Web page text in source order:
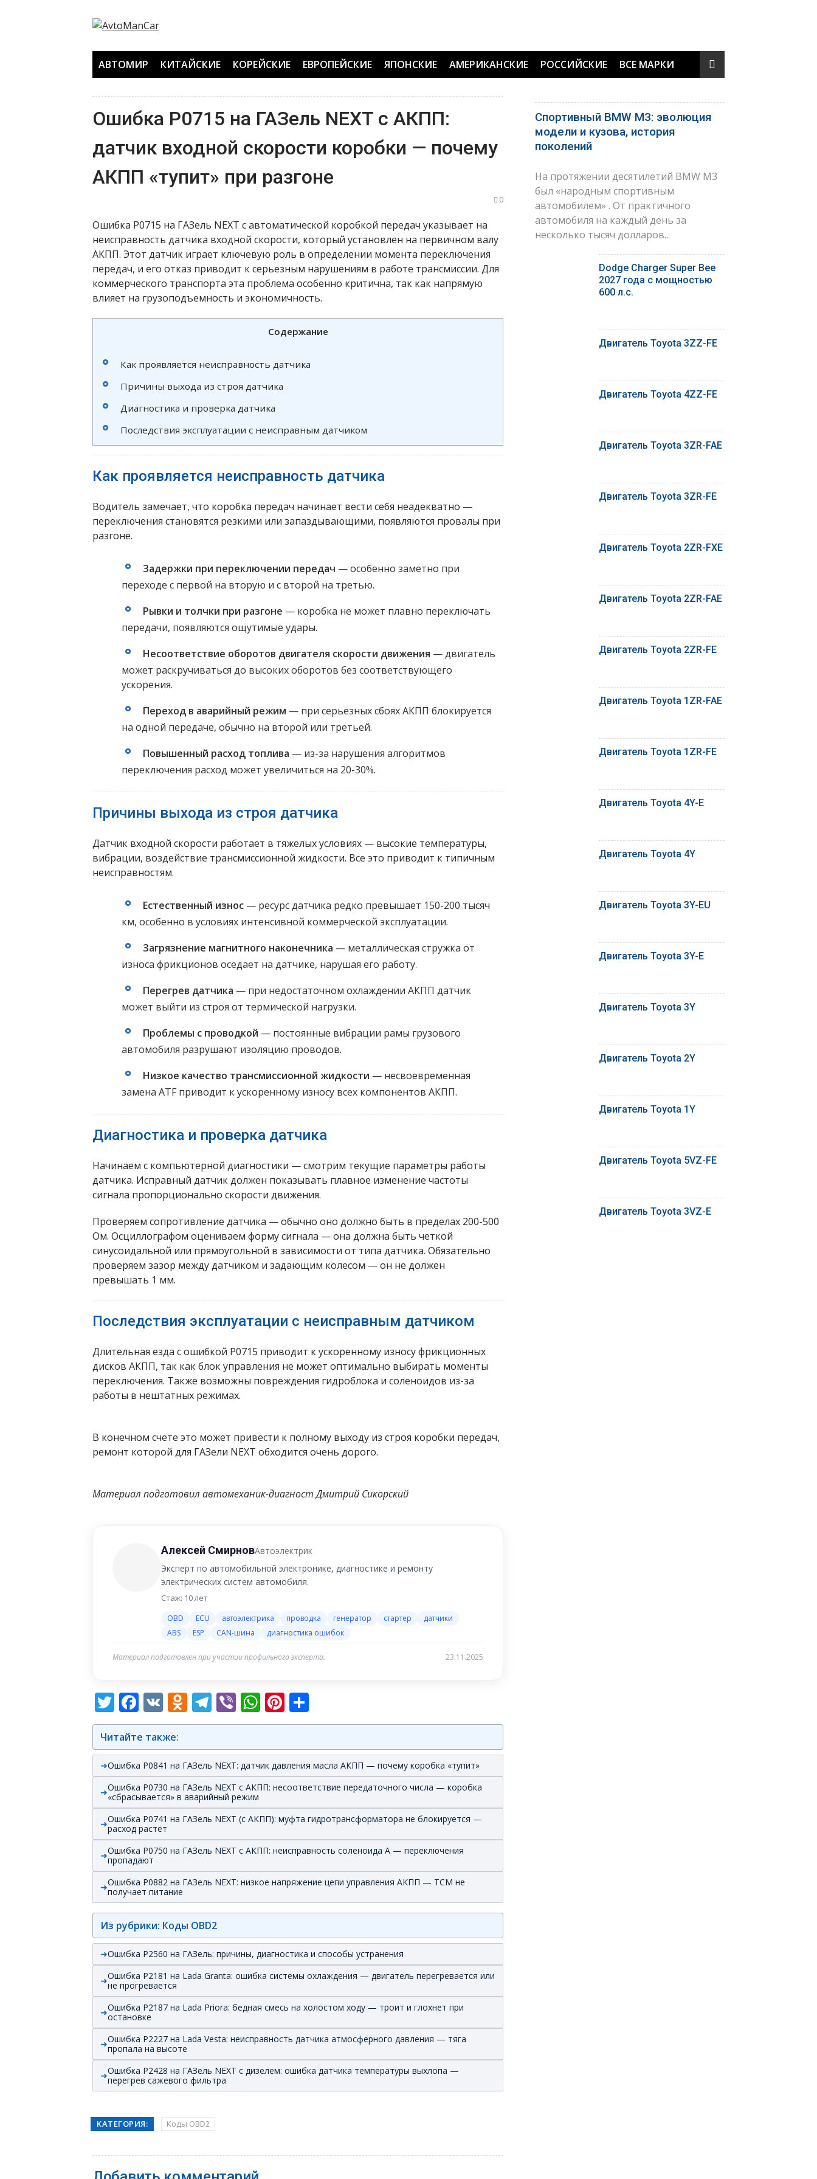
АВТОМИР КИТАЙСКИЕ КОРЕЙСКИЕ ЕВРОПЕЙСКИЕ ЯПОНСКИЕ АМЕРИКАНСКИЕ РОССИЙСКИЕ ВСЕ МАРКИ
Ошибка P0715 на ГАЗель NEXT с АКПП:
датчик входной скорости коробки — почему
АКПП «тупит» при разгоне
0
Ошибка P0715 на ГАЗель NEXT с автоматической коробкой передач указывает на
неисправность датчика входной скорости, который установлен на первичном валу
АКПП. Этот датчик играет ключевую роль в определении момента переключения
передач, и его отказ приводит к серьезным нарушениям в работе трансмиссии. Для
коммерческого транспорта эта проблема особенно критична, так как напрямую
влияет на грузоподъемность и экономичность.
Содержание
Как проявляется неисправность датчика
Причины выхода из строя датчика
Диагностика и проверка датчика
Последствия эксплуатации с неисправным датчиком
Как проявляется неисправность датчика
Водитель замечает, что коробка передач начинает вести себя неадекватно —
переключения становятся резкими или запаздывающими, появляются провалы при
разгоне.
Задержки при переключении передач — особенно заметно при
переходе с первой на вторую и с второй на третью.
Рывки и толчки при разгоне — коробка не может плавно переключать
передачи, появляются ощутимые удары.
Несоответствие оборотов двигателя скорости движения — двигатель
может раскручиваться до высоких оборотов без соответствующего
ускорения.
Переход в аварийный режим — при серьезных сбоях АКПП блокируется
на одной передаче, обычно на второй или третьей.
Повышенный расход топлива — из-за нарушения алгоритмов
переключения расход может увеличиться на 20-30%.
Причины выхода из строя датчика
Датчик входной скорости работает в тяжелых условиях — высокие температуры,
вибрации, воздействие трансмиссионной жидкости. Все это приводит к типичным
неисправностям.
Естественный износ — ресурс датчика редко превышает 150-200 тысяч
км, особенно в условиях интенсивной коммерческой эксплуатации.
Загрязнение магнитного наконечника — металлическая стружка от
износа фрикционов оседает на датчике, нарушая его работу.
Перегрев датчика — при недостаточном охлаждении АКПП датчик
может выйти из строя от термической нагрузки.
Проблемы с проводкой — постоянные вибрации рамы грузового
автомобиля разрушают изоляцию проводов.
Низкое качество трансмиссионной жидкости — несвоевременная
замена ATF приводит к ускоренному износу всех компонентов АКПП.
Диагностика и проверка датчика
Начинаем с компьютерной диагностики — смотрим текущие параметры работы
датчика. Исправный датчик должен показывать плавное изменение частоты
сигнала пропорционально скорости движения.
Проверяем сопротивление датчика — обычно оно должно быть в пределах 200-500
Ом. Осциллографом оцениваем форму сигнала — она должна быть четкой
синусоидальной или прямоугольной в зависимости от типа датчика. Обязательно
проверяем зазор между датчиком и задающим колесом — он не должен
превышать 1 мм.
Последствия эксплуатации с неисправным датчиком
Длительная езда с ошибкой P0715 приводит к ускоренному износу фрикционных
дисков АКПП, так как блок управления не может оптимально выбирать моменты
переключения. Также возможны повреждения гидроблока и соленоидов из-за
работы в нештатных режимах.
В конечном счете это может привести к полному выходу из строя коробки передач,
ремонт которой для ГАЗели NEXT обходится очень дорого.
Материал подготовил автомеханик-диагност Дмитрий Сикорский
Алексей СмирновАвтоэлектрик
Эксперт по автомобильной электронике, диагностике и ремонту
электрических систем автомобиля.
Стаж: 10 лет
OBD ECU автоэлектрика проводка генератор стартер
датчики
ABS
ESP CAN-шина диагностика ошибок
Материал подготовлен при участии профильного эксперта. 23.11.2025
Twitter
Facebook
VK Odnoklassniki
Telegram
ViberWhatsApp
Pinterest
Читайте также:
Ошибка P0841 на ГАЗель NEXT: датчик давления масла АКПП — почему коробка «тупит»
Ошибка P0730 на ГАЗель NEXT с АКПП: несоответствие передаточного числа — коробка
«сбрасывается» в аварийный режим
Ошибка P0741 на ГАЗель NEXT (с АКПП): муфта гидротрансформатора не блокируется —
расход растёт
Ошибка P0750 на ГАЗель NEXT с АКПП: неисправность соленоида А — переключения
пропадают
Ошибка P0882 на ГАЗель NEXT: низкое напряжение цепи управления АКПП — TCM не
получает питание
Из рубрики: Коды OBD2
Ошибка P2560 на ГАЗель: причины, диагностика и способы устранения
Ошибка P2181 на Lada Granta: ошибка системы охлаждения — двигатель перегревается или
не прогревается
Ошибка P2187 на Lada Priora: бедная смесь на холостом ходу — троит и глохнет при
остановке
Ошибка P2227 на Lada Vesta: неисправность датчика атмосферного давления — тяга
пропала на высоте
Ошибка P2428 на ГАЗель NEXT с дизелем: ошибка датчика температуры выхлопа —
перегрев сажевого фильтра
КАТЕГОРИЯ: Коды OBD2
Спортивный BMW M3: эволюция
модели и кузова, история
поколений
На протяжении десятилетий BMW M3
был «народным спортивным
автомобилем» . От практичного
автомобиля на каждый день за
несколько тысяч долларов...
Dodge Charger Super Bee
2027 года с мощностью
600 л.с.
Двигатель Toyota 3ZZ-FE
Двигатель Toyota 4ZZ-FE
Двигатель Toyota 3ZR-FAE
Двигатель Toyota 3ZR-FE
Двигатель Toyota 2ZR-FXE
Двигатель Toyota 2ZR-FAE
Двигатель Toyota 2ZR-FE
Двигатель Toyota 1ZR-FAE
Двигатель Toyota 1ZR-FE
Двигатель Toyota 4Y-E
Двигатель Toyota 4Y
Двигатель Toyota 3Y-EU
Двигатель Toyota 3Y-E
Двигатель Toyota 3Y
Двигатель Toyota 2Y
Двигатель Toyota 1Y
Двигатель Toyota 5VZ-FE
Двигатель Toyota 3VZ-E